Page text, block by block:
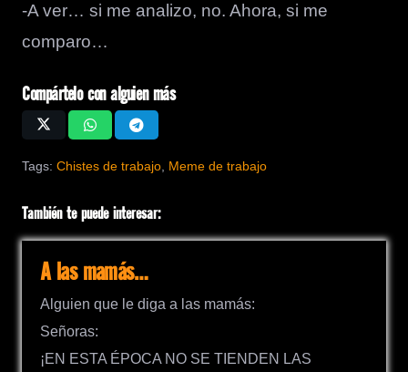
-A ver… si me analizo, no. Ahora, si me
comparo…
Compártelo con alguien más
Tags: Chistes de trabajo Meme de trabajo
También te puede interesar:
A las mamás…
Alguien que le diga a las mamás:
Señoras:
¡EN ESTA ÉPOCA NO SE TIENDEN LAS